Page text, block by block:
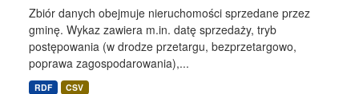
Zbiór danych obejmuje nieruchomości sprzedane przez
gminę. Wykaz zawiera m.in. datę sprzedaży, tryb
postępowania (w drodze przetargu, bezprzetargowo,
poprawa zagospodarowania),...
RDF CSV